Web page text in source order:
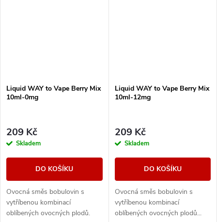
Liquid WAY to Vape Berry Mix
10ml-0mg
209 Kč
Skladem
DO KOŠÍKU
Ovocná směs bobulovin s
vytříbenou kombinací
oblíbených ovocných plodů.
Liquid WAY to Vape Berry Mix
10ml-12mg
209 Kč
Skladem
DO KOŠÍKU
Ovocná směs bobulovin s
vytříbenou kombinací
oblíbených ovocných plodů...